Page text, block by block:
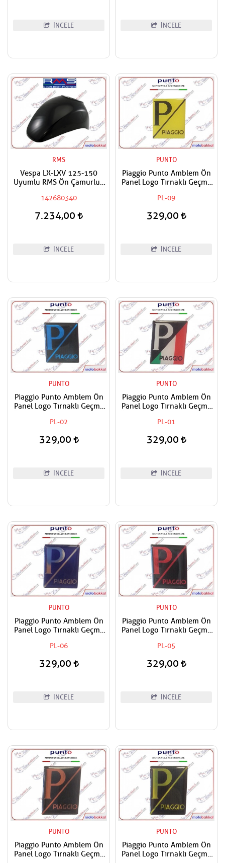
İNCELE İNCELE
RMS
Vespa LX-LXV 125-150
Uyumlu RMS Ön Çamurluk
142680340
7.234,00
İNCELE
PUNTO
Piaggio Punto Amblem Ön
Panel Logo Tırnaklı Geçme
Siyah
PL-09
329,00
İNCELE
PUNTO
Piaggio Punto Amblem Ön
Panel Logo Tırnaklı Geçme
Mavi
PL-02
329,00
İNCELE
PUNTO
Piaggio Punto Amblem Ön
Panel Logo Tırnaklı Geçme
Bayrak Renkleri
PL-01
329,00
İNCELE
PUNTO
Piaggio Punto Amblem Ön
Panel Logo Tırnaklı Geçme
mavi-Gümüş
PL-06
329,00
İNCELE
PUNTO
Piaggio Punto Amblem Ön
Panel Logo Tırnaklı Geçme
Kırmızı
PL-05
329,00
İNCELE
PUNTO
Piaggio Punto Amblem Ön
Panel Logo Tırnaklı Geçme
PUNTO
Piaggio Punto Amblem Ön
Panel Logo Tırnaklı Geçme